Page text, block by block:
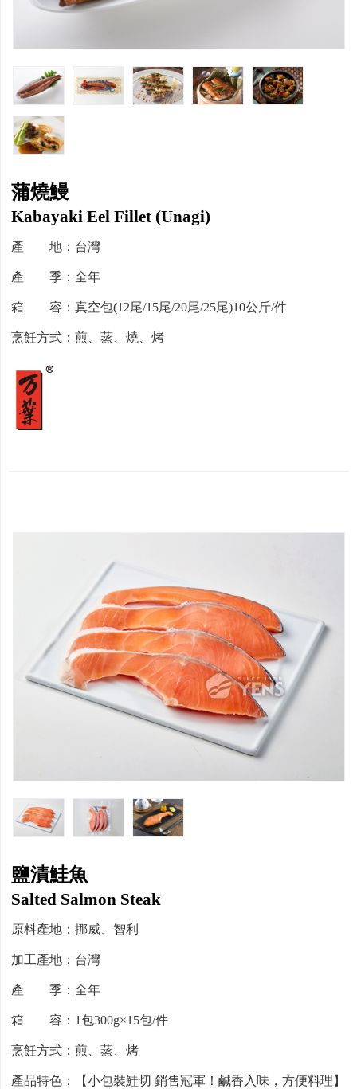
蒲燒鰻
Kabayaki Eel Fillet (Unagi)
產 地：台灣
產 季：全年
箱 容：真空包(12尾/15尾/20尾/25尾)10公斤/件
烹飪方式：煎、蒸、燒、烤
鹽漬鮭魚
Salted Salmon Steak
原料產地：挪威、智利
加工產地：台灣
產 季：全年
箱 容：1包300g×15包/件
烹飪方式：煎、蒸、烤
產品特色：【小包裝鮭切 銷售冠軍！鹹香入味，方便料理】